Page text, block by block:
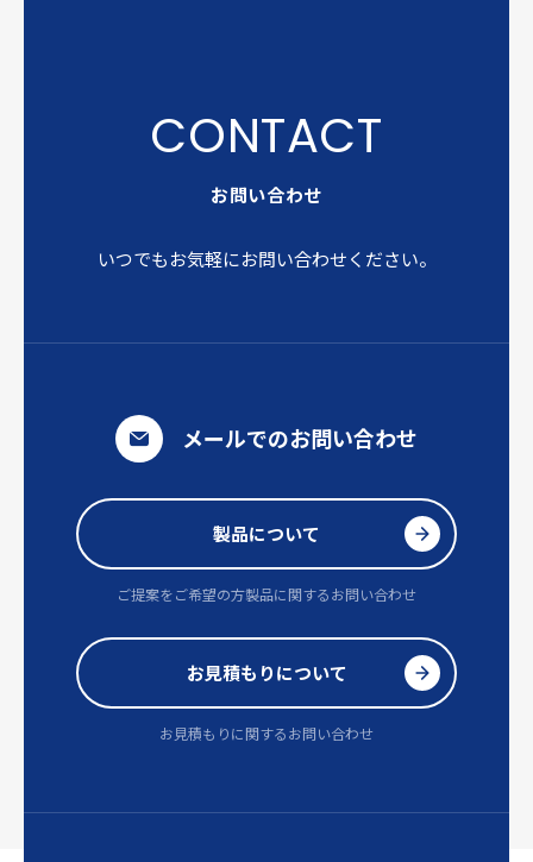
お問い合わせ
いつでもお気軽にお問い合わせください。
メールでのお問い合わせ
製品について
ご提案をご希望の方製品に関するお問い合わせ
お見積もりについて
お見積もりに関するお問い合わせ